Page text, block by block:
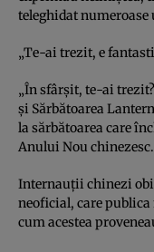
teleghidat numeroase
„Te-ai trezit, e
„În sfârşit, te-ai
şi Sărbătoarea
la sărbătoarea care
Anului Nou chinezesc.
Internauţii chinezi
neoficial, care publica
cum acestea